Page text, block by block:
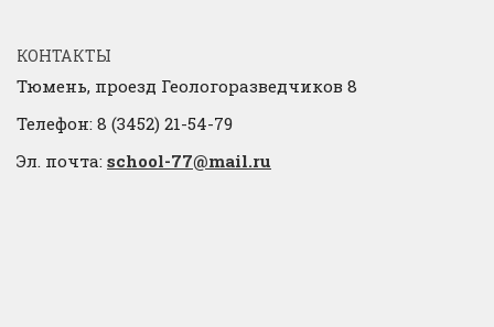
КОНТАКТЫ
Тюмень, проезд Геологоразведчиков 8
Телефон: 8 (3452) 21-54-79
Эл. почта: school-77@mail.ru